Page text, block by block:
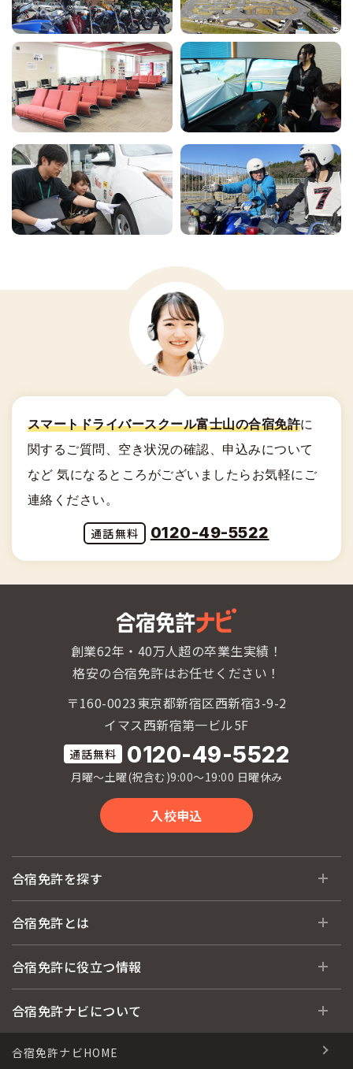
スマートドライバースクール富士山の合宿免許に
関する ご質問、空き状況の確認、申込みについて
など 気になるところがございましたらお気軽にご
連絡ください。
0120-49-5522
創業62年・40万人超の卒業生実績！
格安の合宿免許はお任せください！
〒160-0023東京都新宿区西新宿3-9-2
イマス西新宿第一ビル5F
0120-49-5522
月曜〜土曜(祝含む)9:00〜19:00 日曜休み
入校申込
合宿免許を探す
全国 教習所一覧
運転免許の種類(車種)
格安シーズン料金
合宿免許とは
合宿免許とは
合宿免許選びのアドバイス
合宿免許に役立つ情報
合宿免許に役立つ情報
合宿免許ナビについて
会社情報・代表メッセージ
合宿免許ナビHOME